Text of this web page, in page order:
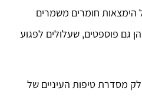
הימצאות חומרים משמרים
גם פוספטים, שעלולים לפגוע
מסדרת טיפות העיניים של